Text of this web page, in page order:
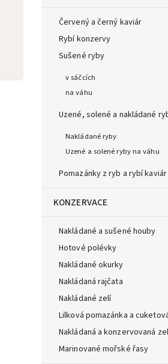
Červený a černý kaviár
Rybí konzervy
Sušené ryby
v sáčcích
na váhu
Uzené, solené a nakládané
Nakládané ryby
Uzené a solené ryby na váhu
Pomazánky z ryb a rybí kaviár
KONZERVACE
Nakládané a sušené houby
Hotové polévky
Nakládané okurky
Nakládaná rajčata
Nakládané zelí
Lilková pomazánka a
Nakládaná a konzervovaná
Marinované mořské řasy